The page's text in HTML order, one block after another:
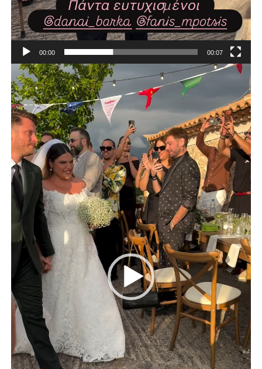
00:00 00:07
Πρόγραμμα
Αναπαραγωγής
Βίντεο